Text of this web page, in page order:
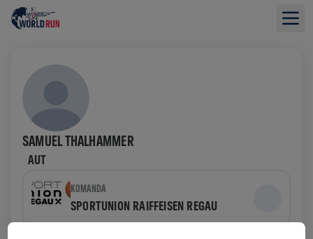
SAMUEL THALHAMMER
AUT
KOMANDA
SPORTUNION RAIFFEISEN REGAU